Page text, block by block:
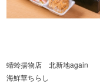
蜻蛉揚物店 北新地again
海鮮華ちらし